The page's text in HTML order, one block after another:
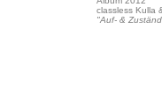
classless Kulla
"Auf- &